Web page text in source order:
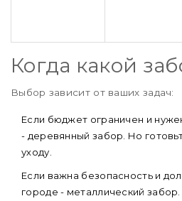
Когда какой
Выбор зависит от ваших задач:
Если бюджет ограничен и
- деревянный забор. Но
уходу.
Если важна безопасность и
городе - металлический